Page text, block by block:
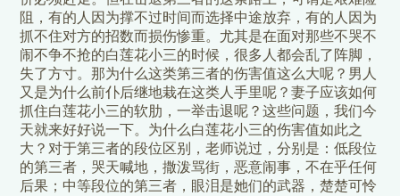
阻，有的人因为撑不过时间而选择中途放弃，有的人因为
抓不住对方的招数而损伤惨重。尤其是在面对那些不哭不
闹不争不抢的白莲花小三的时候，很多人都会乱了阵脚，
失了方寸。那为什么这类第三者的伤害值这么大呢？男人
又是为什么前仆后继地栽在这类人手里呢？妻子应该如何
抓住白莲花小三的软肋，一举击退呢？这些问题，我们今
天就来好好说一下。为什么白莲花小三的伤害值如此之
大？对于第三者的段位区别，老师说过，分别是：低段位
的第三者，哭天喊地，撒泼骂街，恶意闹事，不在乎任何
后果；中等段位的第三者，眼泪是她们的武器，楚楚可怜